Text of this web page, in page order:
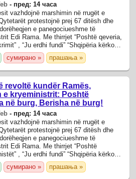
- пред: 14 часа
vazhdojnë marshimin në rrugët e
protestojnë prej 67 ditësh dhe
e panegociueshme të
Edi Rama. Me thirrjet “Poshtë qeveria,
, “Ju erdhi fundi” “Shqipëria kërkon
kanë vijuar marshimit.
сумирано » прашања »
revoltë kundër Ramës,
e kryeministrit: Poshtë
në burg, Berisha në burg!
- пред: 14 часа
vazhdojnë marshimin në rrugët e
protestojnë prej 67 ditësh dhe
e panegociueshme të
Edi Rama. Me thirrjet “Poshtë
, “Ju erdhi fundi” “Shqipëria kërkon
kanë vijuar marshimit.
сумирано » прашања »